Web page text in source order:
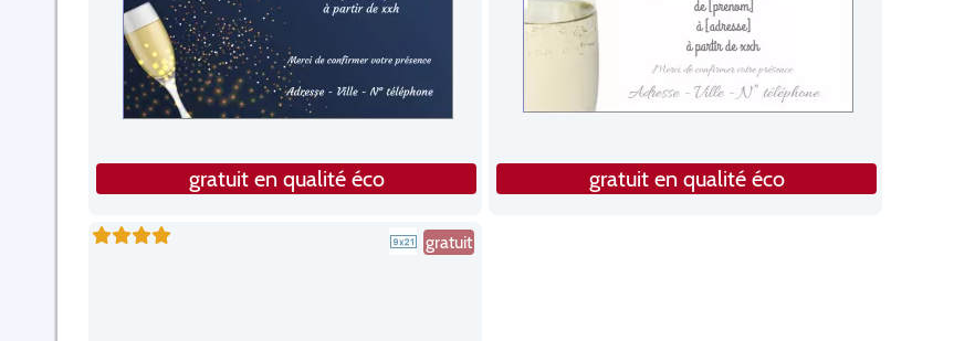
gratuit en qualité éco gratuit en qualité éco
gratuit